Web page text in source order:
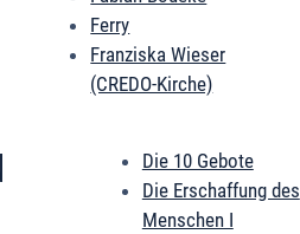
Ferry
Franziska Wieser
(CREDO-Kirche)
Die 10 Gebote
Die Erschaffung des
Menschen I